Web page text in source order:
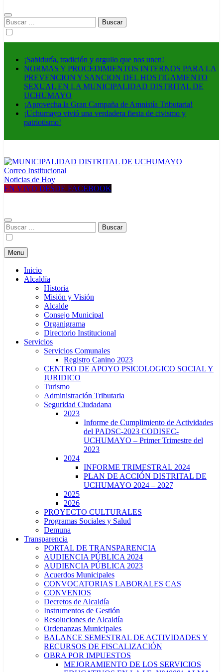
Buscar:
¡Sabiduría, tradición y orgullo que nos unen!
NORMAS Y PROCEDIMIENTOS INTERNOS PARA LA
PREVENCION Y SANCION DEL HOSTIGAMIENTO
SEXUAL EN LA MUNICIPALIDAD DISTRITAL DE
UCHUMAYO
¡Aprovecha la Gran Campaña de Amnistía Tributaria!
¡Uchumayo vivió una verdadera fiesta de civismo y
patriotismo!
MUNICIPALIDAD DISTRITAL DE UCHUMAYO
Construyendo una nueva Historia
Correo Institucional
Noticias de Hoy
EN VIVO DESDE FACEBOOK
Buscar:
Menu
Inicio
Alcaldía
Historia
Misión y Visión
Alcalde
Consejo Municipal
Organigrama
Directorio Institucional
Servicios
Servicios Comunales
Registro Canino 2023
CENTRO DE APOYO PSICOLOGICO SOCIAL Y
JURIDICO
Turismo
Administración Tributaria
Seguridad Ciudadana
2023
Informe de Cumplimiento de Actividades
del PADSC-2023 CODISEC-
UCHUMAYO – Primer Trimestre del
2023
2024
INFORME TRIMESTRAL 2024
PLAN DE ACCIÓN DISTRITAL DE
UCHUMAYO 2024 – 2027
2025
2026
PROYECTO CULTURALES
Programas Sociales y Salud
Demuna
Transparencia
PORTAL DE TRANSPARENCIA
AUDIENCIA PÚBLICA 2024
AUDIENCIA PÚBLICA 2023
Acuerdos Municipales
CONVOCATORIAS LABORALES CAS
CONVENIOS
Decretos de Alcaldía
Instrumentos de Gestión
Resoluciones de Alcaldía
Ordenanzas Municipales
BALANCE SEMESTRAL DE ACTIVIDADES Y
RECURSOS DE FISCALIZACIÓN
OBRA POR IMPUESTOS
MEJORAMIENTO DE LOS SERVICIOS